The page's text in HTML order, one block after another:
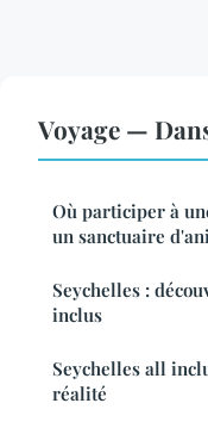
Voyage —
Où participer à
un sanctuaire
Seychelles :
inclus
Seychelles all
réalité